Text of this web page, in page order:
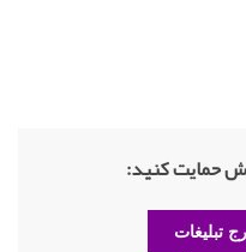
حمایت کنید:
تبلیغات